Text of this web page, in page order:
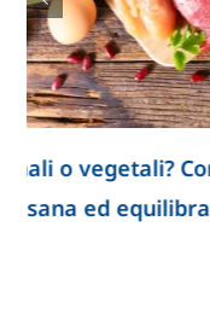
Spermatozoi
apre nuove